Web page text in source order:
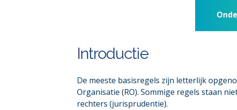
Introductie
De meeste basisregels zijn letterlijk
Organisatie (RO). Sommige regels staan
rechters (jurisprudentie).